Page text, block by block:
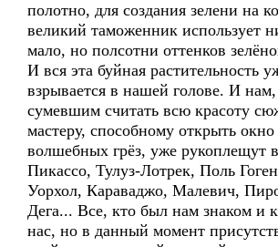
полотно, для создания зелени на
великий таможенник использует
мало, но полсотни оттенков
И вся эта буйная растительность
взрывается в нашей голове. И нам,
сумевшим считать всю красоту
мастеру, способному открыть
волшебных грёз, уже рукоплещут
Пикассо, Тулуз-Лотрек, Поль
Уорхол, Караваджо, Малевич,
Дега... Все, кто был нам знаком и
нас, но в данный момент